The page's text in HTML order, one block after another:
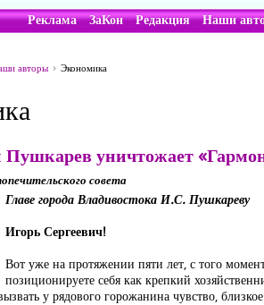
Реклама ЗаКон Редакция Наши
авторы Экономика
уничтожает
совета
Главе города Владивостока И.С. Пушкареву
Игорь Сергеевич!
Вот уже на протяжении пяти лет, с того
позиционируете себя как крепкий
у рядового горожанина чувство,